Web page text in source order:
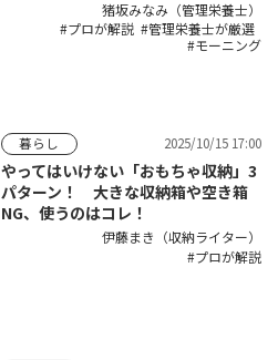
猪坂みなみ（管理栄養士）
プロが解説
管理栄養士が厳選
モーニング
暮らし 2025/10/15 17:00
やってはいけない「おもちゃ収納」3
パターン！ 大きな収納箱や空き箱
NG、使うのはコレ！
伊藤まき（収納ライター）
プロが解説